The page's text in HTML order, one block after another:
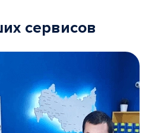
сервисов